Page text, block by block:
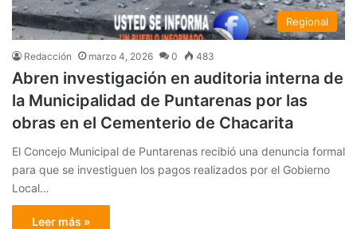
Regional
Redacción marzo 4, 2026 0 483
Abren investigación en auditoria interna de
la Municipalidad de Puntarenas por las
obras en el Cementerio de Chacarita
El Concejo Municipal de Puntarenas recibió una denuncia formal
para que se investiguen los pagos realizados por el Gobierno
Local…
Leer más »